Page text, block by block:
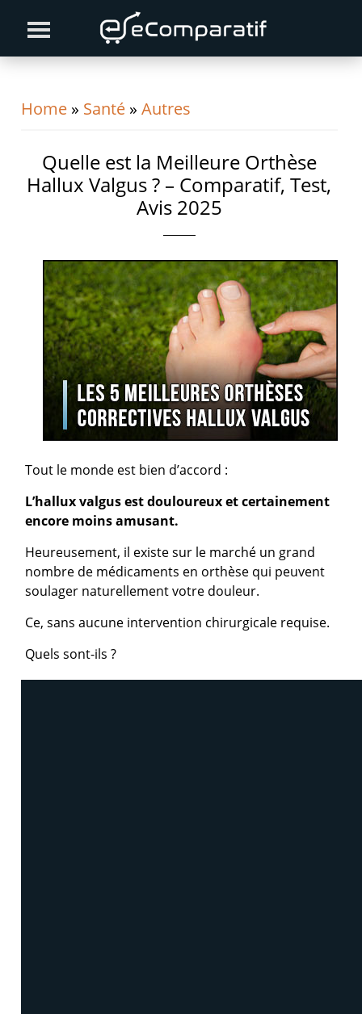
primary
content
primary
Home » Santé »Autres
Quelle est la Meilleure Orthèse
Hallux Valgus ? – Comparatif, Test,
Avis 2025
Tout le monde est bien d’accord :
L’hallux valgus est douloureux et certainement
encore moins amusant.
Heureusement, il existe sur le marché un grand
nombre de médicaments en orthèse qui peuvent
soulager naturellement votre douleur.
Ce, sans aucune intervention chirurgicale requise.
Quels sont-ils ?